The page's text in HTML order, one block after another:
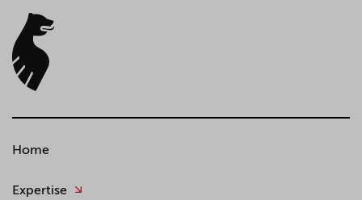
Home
Expertise